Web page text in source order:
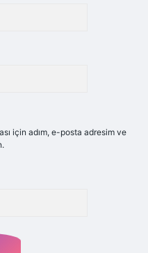
için adım, e-posta adresim ve